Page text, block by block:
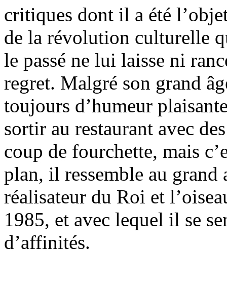
critiques dont il a été
de la révolution culturelle
le passé ne lui laisse ni
regret. Malgré son grand
toujours d’humeur
sortir au restaurant avec
coup de fourchette, mais
plan, il ressemble au
réalisateur du Roi et
1985, et avec lequel il se
d’affinités.